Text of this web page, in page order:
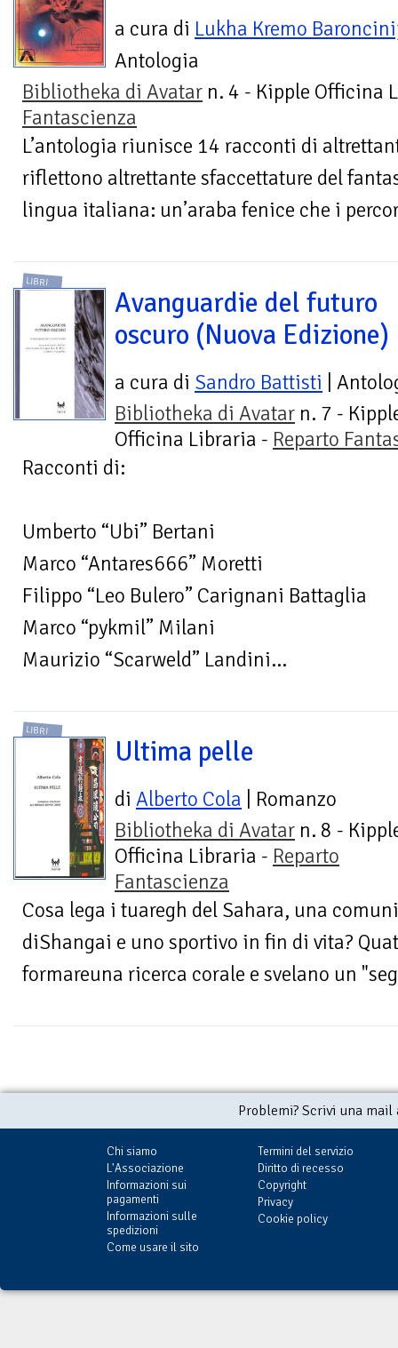
a cura di Lukha Kremo
Antologia
Bibliotheka di Avatar n. 4 - Kipple Officina
Fantascienza
L’antologia riunisce 14 racconti di
riflettono altrettante sfaccettature del
lingua italiana: un’araba fenice che i
LIBRI
Avanguardie del futuro
oscuro (Nuova Edizione)
a cura di Sandro Battisti |
Bibliotheka di Avatar n. 7 -
Officina Libraria - Reparto
Racconti di:
Umberto “Ubi” Bertani
Marco “Antares666” Moretti
Filippo “Leo Bulero” Carignani Battaglia
Marco “pykmil” Milani
Maurizio “Scarweld” Landini...
LIBRI
Ultima pelle
di Alberto Cola | Romanzo
Bibliotheka di Avatar n. 8 -
Officina Libraria - Reparto
Fantascienza
Cosa lega i tuaregh del Sahara, una
diShangai e uno sportivo in fin di vita?
formareuna ricerca corale e svelano un
Problemi? Scrivi una
Chi siamo
L'Associazione
Informazioni sui
pagamenti
Informazioni sulle
spedizioni
Come usare il sito
Termini del servizio
Diritto di recesso
Copyright
Privacy
Cookie policy